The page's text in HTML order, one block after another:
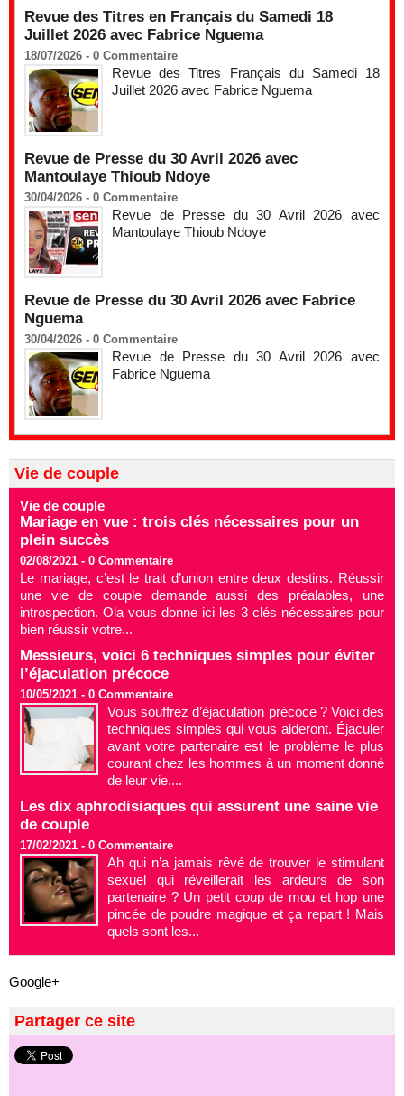
Revue des Titres en Français du Samedi 18
Juillet 2026 avec Fabrice Nguema
18/07/2026 - 0 Commentaire
Revue des Titres Français du Samedi 18
Juillet 2026 avec Fabrice Nguema
Revue de Presse du 30 Avril 2026 avec
Mantoulaye Thioub Ndoye
30/04/2026 - 0 Commentaire
Revue de Presse du 30 Avril 2026 avec
Mantoulaye Thioub Ndoye
Revue de Presse du 30 Avril 2026 avec Fabrice
Nguema
30/04/2026 - 0 Commentaire
Revue de Presse du 30 Avril 2026 avec
Fabrice Nguema
Vie de couple
Vie de couple
Mariage en vue : trois clés nécessaires pour un
plein succès
02/08/2021 - 0 Commentaire
Le mariage, c’est le trait d’union entre deux destins. Réussir
une vie de couple demande aussi des préalables, une
introspection. Ola vous donne ici les 3 clés nécessaires pour
bien réussir votre...
Messieurs, voici 6 techniques simples pour éviter
l’éjaculation précoce
10/05/2021 - 0 Commentaire
Vous souffrez d’éjaculation précoce ? Voici des
techniques simples qui vous aideront. Éjaculer
avant votre partenaire est le problème le plus
courant chez les hommes à un moment donné
de leur vie....
Les dix aphrodisiaques qui assurent une saine vie
de couple
17/02/2021 - 0 Commentaire
Ah qui n’a jamais rêvé de trouver le stimulant
sexuel qui réveillerait les ardeurs de son
partenaire ? Un petit coup de mou et hop une
pincée de poudre magique et ça repart ! Mais
quels sont les...
Google+
Partager ce site